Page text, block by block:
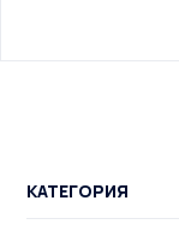
КАТЕГОРИЯ